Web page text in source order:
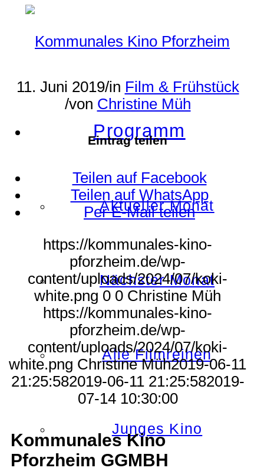
Programm
Aktueller Monat
Nächster Monat
Alle Filmreihen
Junges Kino
11. Juni 2019/in Film & Frühstück
/von Christine Müh
Eintrag teilen
Teilen auf Facebook
Teilen auf WhatsApp
Per E-Mail teilen
https://kommunales-kino-
pforzheim.de/wp-
content/uploads/2024/07/koki-
white.png 0 0 Christine Müh
https://kommunales-kino-
pforzheim.de/wp-
content/uploads/2024/07/koki-
white.png Christine Müh2019-06-11
21:25:582019-06-11 21:25:582019-
07-14 10:30:00
Kommunales Kino
Pforzheim GGMBH